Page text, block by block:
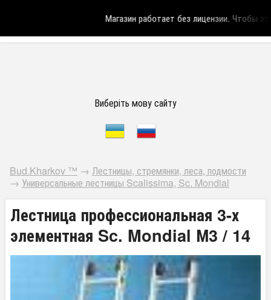
Магазин работает без лицензии.Чтобы эта
Виберіть мову сайту
Bud.Kharkov ™ → Лестницы, стремянки, леса, подмости
→ Универсальные лестницы Scalissima, Sc. Mondial
Лестница профессиональная 3-х
элементная Sc. Mondial М3 / 14